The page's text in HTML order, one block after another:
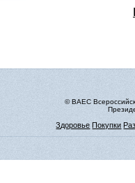
© ВАЕС
Здоровье Покупки